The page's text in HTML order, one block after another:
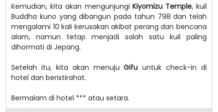
Kemudian, kita akan mengunjungi Kiyomizu Temple, kuil
Buddha kuno yang dibangun pada tahun 798 dan telah
mengalami 10 kali kerusakan akibat perang dan bencana
alam, namun tetap menjadi salah satu kuil paling
dihormati di Jepang.
Setelah itu, kita akan menujuGifuuntuk check-in di
hotel dan beristirahat.
Bermalam di hotel *** atau setara.